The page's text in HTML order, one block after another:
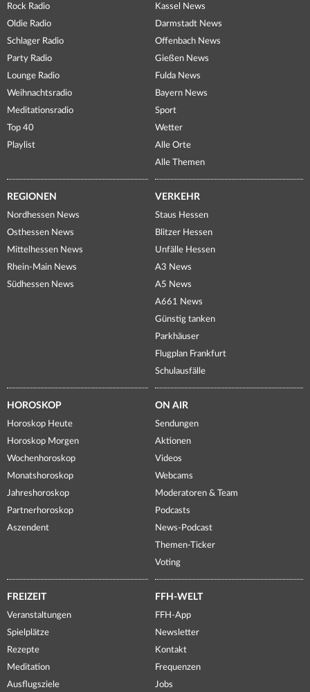
Rock Radio
Oldie Radio
Schlager Radio
Party Radio
Lounge Radio
Weihnachtsradio
Meditationsradio
Top 40
Playlist
Kassel News
Darmstadt News
Offenbach News
Gießen News
Fulda News
Bayern News
Sport
Wetter
Alle Orte
Alle Themen
REGIONEN
Nordhessen News
Osthessen News
Mittelhessen News
Rhein-Main News
Südhessen News
VERKEHR
Staus Hessen
Blitzer Hessen
Unfälle Hessen
A3 News
A5 News
A661 News
Günstig tanken
Parkhäuser
Flugplan Frankfurt
Schulausfälle
HOROSKOP
Horoskop Heute
Horoskop Morgen
Wochenhoroskop
Monatshoroskop
Jahreshoroskop
Partnerhoroskop
Aszendent
ON AIR
Sendungen
Aktionen
Videos
Webcams
Moderatoren & Team
Podcasts
News-Podcast
Themen-Ticker
Voting
FREIZEIT
Veranstaltungen
Spielplätze
Rezepte
Meditation
Ausflugsziele
FFH-WELT
FFH-App
Newsletter
Kontakt
Frequenzen
Jobs